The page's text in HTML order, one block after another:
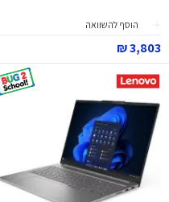
הוסף להשוואה
3,803 ₪